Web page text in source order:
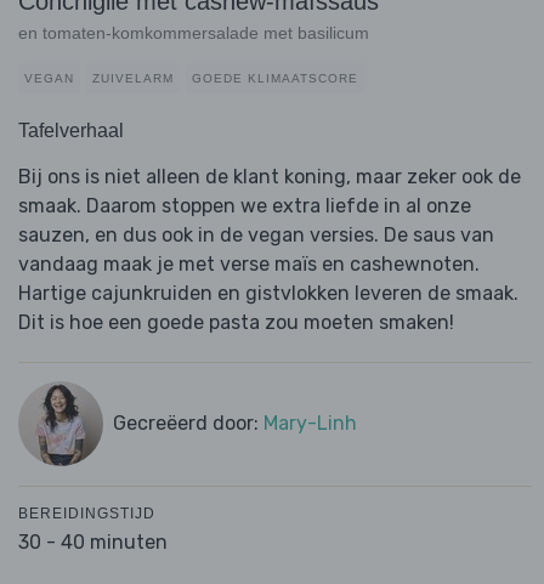
en tomaten-komkommersalade met basilicum
VEGAN ZUIVELARM GOEDE KLIMAATSCORE
Tafelverhaal
Bij ons is niet alleen de klant koning, maar zeker ook de
smaak. Daarom stoppen we extra liefde in al onze
sauzen, en dus ook in de vegan versies. De saus van
vandaag maak je met verse maïs en cashewnoten.
Hartige cajunkruiden en gistvlokken leveren de smaak.
Dit is hoe een goede pasta zou moeten smaken!
Gecreëerd door: Mary-Linh
BEREIDINGSTIJD
30 - 40 minuten